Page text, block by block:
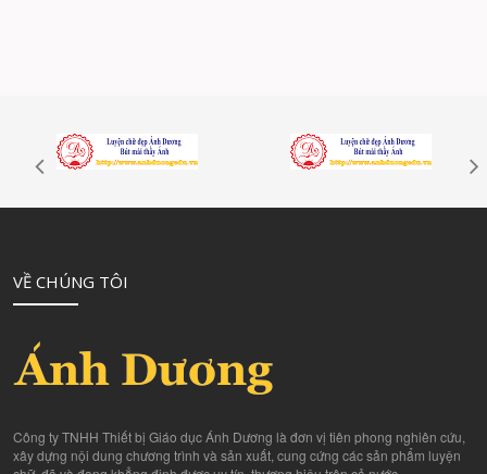
VỀ CHÚNG TÔI
Công ty TNHH Thiết bị Giáo dục Ánh Dương là đơn vị tiên phong nghiên cứu,
xây dựng nội dung chương trình và sản xuất, cung cứng các sản phẩm luyện